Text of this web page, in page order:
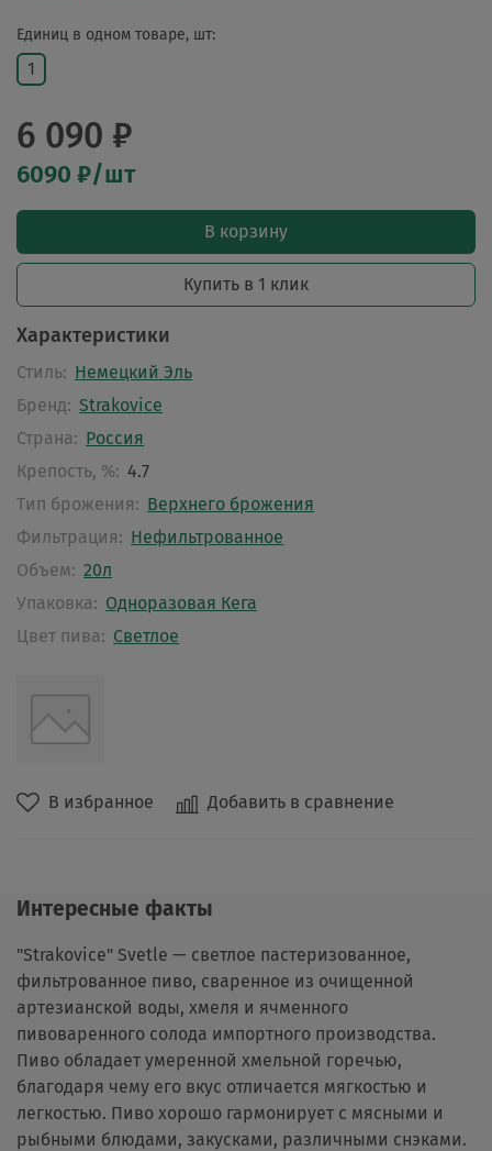
В избранное Добавить в сравнение
Единиц в одном товаре, шт:
1
6 090 ₽
6090 ₽/шт
В корзину
Купить в 1 клик
Характеристики
Стиль: Немецкий Эль
Бренд: Strakovice
Страна: Россия
Крепость, %: 4.7
Тип брожения: Верхнего брожения
Фильтрация: Нефильтрованное
Объем: 20л
Упаковка: Одноразовая Кега
Цвет пива: Светлое
Интересные факты
"Strakovice" Svetle — светлое пастеризованное,
фильтрованное пиво, сваренное из очищенной
артезианской воды, хмеля и ячменного
пивоваренного солода импортного производства.
Пиво обладает умеренной хмельной горечью,
благодаря чему его вкус отличается мягкостью и
легкостью. Пиво хорошо гармонирует с мясными и
рыбными блюдами, закусками, различными снэками.